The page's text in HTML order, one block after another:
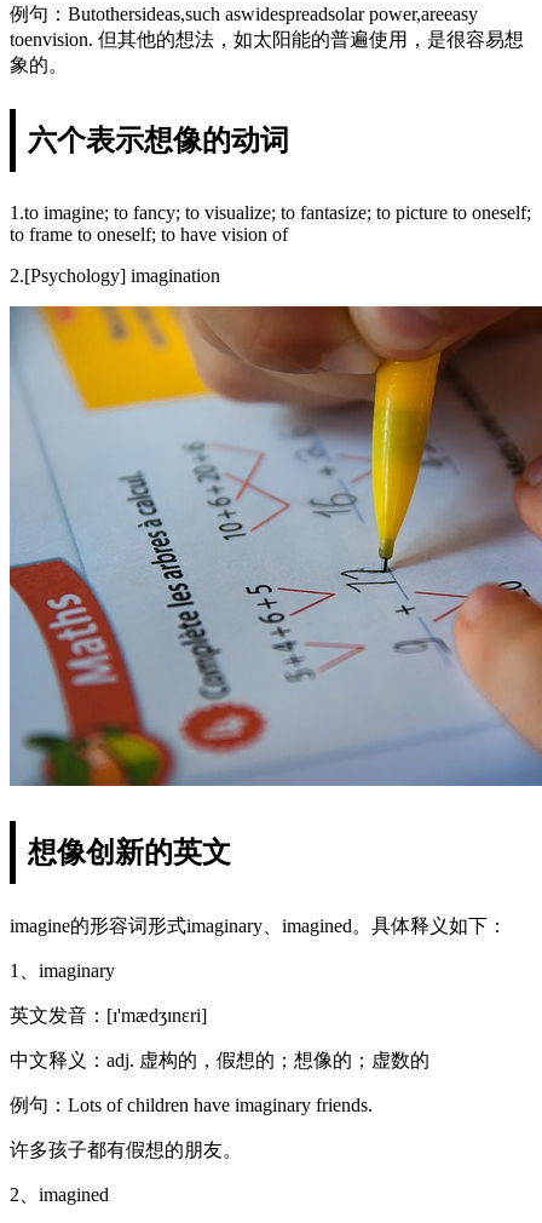
例句：Butothersideas,such aswidespreadsolar power,areeasy
toenvision. 但其他的想法，如太阳能的普遍使用，是很容易想
象的。
六个表示想像的动词
1.to imagine; to fancy; to visualize; to fantasize; to picture to oneself;
to frame to oneself; to have vision of
2.[Psychology] imagination
想像创新的英文
imagine的形容词形式imaginary、imagined。具体释义如下：
1、imaginary
英文发音：[ɪ'mædʒɪnɛri]
中文释义：adj. 虚构的，假想的；想像的；虚数的
例句：Lots of children have imaginary friends.
许多孩子都有假想的朋友。
2、imagined